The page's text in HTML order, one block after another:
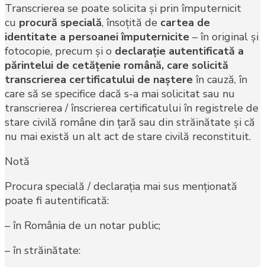
Transcrierea se poate solicita şi prin împuternicit
cu procură specială, însoţită de cartea de
identitate a persoanei împuternicite – în original şi
fotocopie, precum şi o declaraţie autentificată a
părintelui de cetăţenie română, care solicită
transcrierea certificatului de naştere în cauză, în
care să se specifice dacă s-a mai solicitat sau nu
transcrierea / înscrierea certificatului în registrele de
stare civilă române din ţară sau din străinătate şi că
nu mai există un alt act de stare civilă reconstituit.
Notă
Procura specială / declaraţia mai sus menţionată
poate fi autentificată:
– în România de un notar public;
– în străinătate: